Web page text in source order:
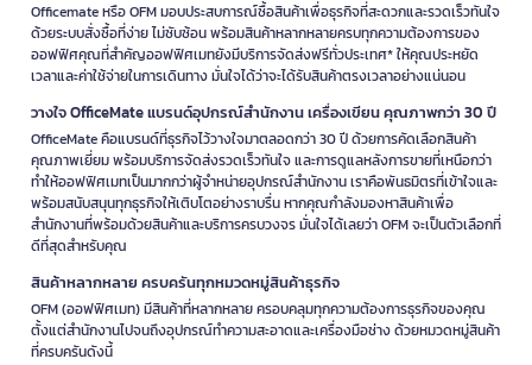
Officemate หรือ OFM มอบประสบการณ์ซื้อสินค้าเพื่อธุรกิจที่สะดวกและรวดเร็วทันใจ
ด้วยระบบสั่งซื้อที่ง่าย ไม่ซับซ้อน พร้อมสินค้าหลากหลายครบทุกความต้องการของ
ออฟฟิศคุณที่สำคัญออฟฟิศเมทยังมีบริการจัดส่งฟรีทั่วประเทศ* ให้คุณประหยัด
เวลาและค่าใช้จ่ายในการเดินทาง มั่นใจได้ว่าจะได้รับสินค้าตรงเวลาอย่างแน่นอน
วางใจ OfficeMate แบรนด์อุปกรณ์สำนักงาน เครื่องเขียน คุณภาพกว่า 30 ปี
OfficeMate คือแบรนด์ที่ธุรกิจไว้วางใจมาตลอดกว่า 30 ปี ด้วยการคัดเลือกสินค้า
คุณภาพเยี่ยม พร้อมบริการจัดส่งรวดเร็วทันใจ และการดูแลหลังการขายที่เหนือกว่า
ทำให้ออฟฟิศเมทเป็นมากกว่าผู้จำหน่ายอุปกรณ์สำนักงาน เราคือพันธมิตรที่เข้าใจและ
พร้อมสนับสนุนทุกธุรกิจให้เติบโตอย่างราบรื่น หากคุณกำลังมองหาสินค้าเพื่อ
สำนักงานที่พร้อมด้วยสินค้าและบริการครบวงจร มั่นใจได้เลยว่า OFM จะเป็นตัวเลือกที่
ดีที่สุดสำหรับคุณ
สินค้าหลากหลาย ครบครันทุกหมวดหมู่สินค้าธุรกิจ
OFM (ออฟฟิศเมท) มีสินค้าที่หลากหลาย ครอบคลุมทุกความต้องการธุรกิจของคุณ
ตั้งแต่สำนักงานไปจนถึงอุปกรณ์ทำความสะอาดและเครื่องมือช่าง ด้วยหมวดหมู่สินค้า
ที่ครบครันดังนี้